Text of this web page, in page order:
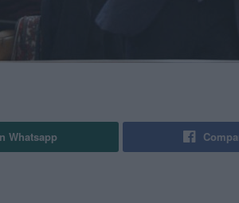
Whatsapp